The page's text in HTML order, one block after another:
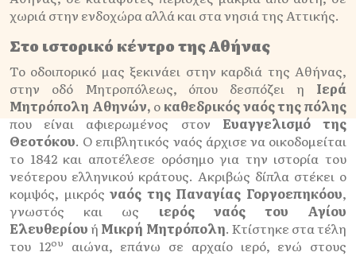
χωριά στην ενδοχώρα αλλά και στα νησιά της Αττικής.
Στο ιστορικό κέντρο της Αθήνας
Το οδοιπορικό μας ξεκινάει στην καρδιά της Αθήνας,
στην οδό Μητροπόλεως, όπου δεσπόζει η Ιερά
Μητρόπολη Αθηνών, ο καθεδρικός ναός της πόλης
που είναι αφιερωμένος στον Ευαγγελισμό της
Θεοτόκου. Ο επιβλητικός ναός άρχισε να οικοδομείται
το 1842 και αποτέλεσε ορόσημο για την ιστορία του
νεότερου ελληνικού κράτους. Ακριβώς δίπλα στέκει ο
κομψός, μικρόςναός της Παναγίας Γοργοεπηκόου,
γνωστός και ως
ιερός ναός του Αγίου
Ελευθερίουή Μικρή Μητρόπολη. Κτίστηκε στα τέλη
του 12ου
αιώνα, επάνω σε αρχαίο ιερό, ενώ στους